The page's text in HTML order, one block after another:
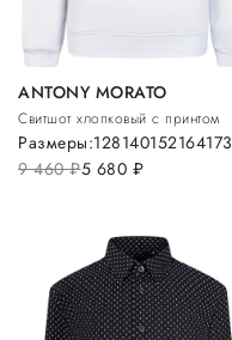
ANTONY MORATO
Свитшот хлопковый с принтом
9 460руб.5 680 руб.
Размеры:128140152164173